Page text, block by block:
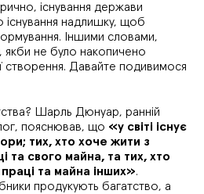
існування держави
надлишку, щоб
Іншими словами,
якби не було накопичено
створення. Давайте подивимося
Шарль Дюнуар, ранній
пояснював, що «у світі існує
тих, хто хоче жити з
та свого майна, та тих, хто
та майна інших».
продукують багатство, а